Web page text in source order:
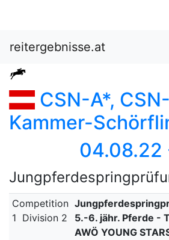
reitergebnisse.at
CSN-A*,
Kammer-
04.08.22
Competition
1 Division 2
5.-6. jähr. Pferde -
AWÖ YOUNG